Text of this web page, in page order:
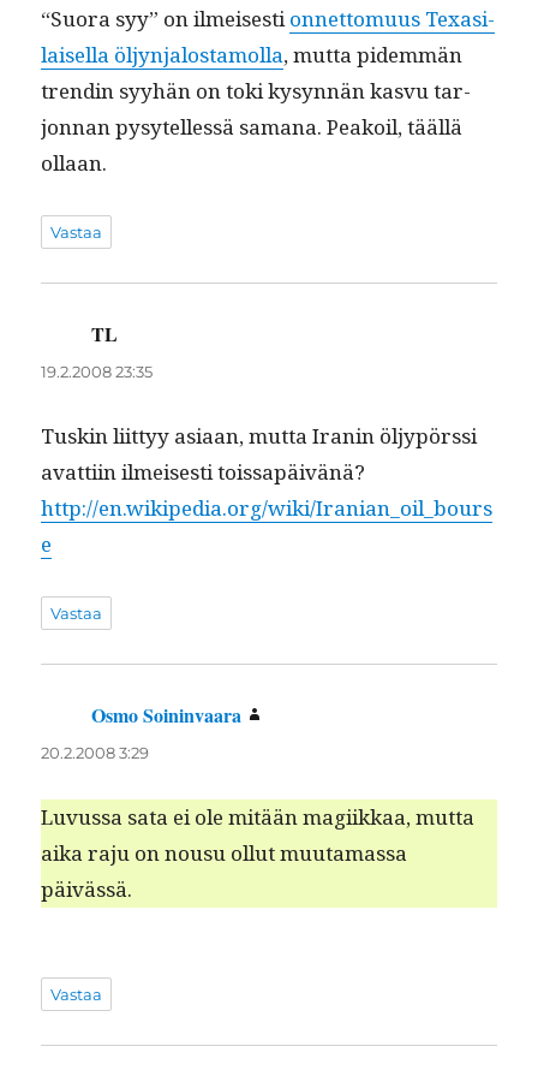
“Suo­ra syy” on ilmeis­es­tionnet­to­muus Tex­as­i­
laisel­la öljyn­jalosta­mol­la, mut­ta pidem­män
trendin syy­hän on toki kysyn­nän kasvu tar­
jon­nan pysytel­lessä samana. Peakoil, tääl­lä
ollaan.
Vastaa
TL
19.2.2008 23:35
Tuskin liit­tyy asi­aan, mut­ta Iranin öljypörssi
avat­ti­in ilmeis­es­ti tois­s­apäivänä?
http://en.wikipedia.org/wiki/Iranian_oil_bours
e
Vastaa
Osmo Soininvaara
20.2.2008 3:29
Luvus­sa sata ei ole mitään magi­ikkaa, mut­ta
aika raju on nousu ollut muu­ta­mas­sa
päivässä.
Vastaa